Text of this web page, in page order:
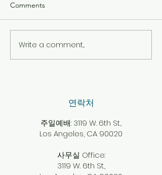
Poland Misson THMC
USA & BETANIA POLAND
Comments
Write a comment...
​연락처
주일예배: 3119 W. 6th St.,
Los Angeles, CA 90020
사무실 Office:
3119 W. 6th St.,